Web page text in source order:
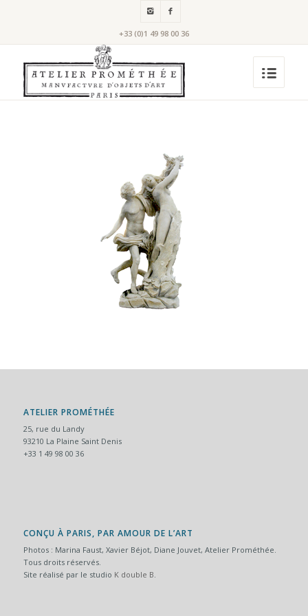
+33 (0)1 49 98 00 36
ATELIER PROMÉTHÉE
25, rue du Landy
93210 La Plaine Saint Denis
+33 1 49 98 00 36
CONÇU À PARIS, PAR AMOUR DE L’ART
Photos : Marina Faust, Xavier Béjot, Diane Jouvet, Atelier Prométhée.
Tous droits réservés.
Site réalisé par le studio K double B.